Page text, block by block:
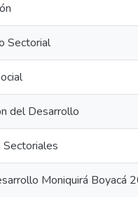
Sectorial
del Desarrollo
Sectoriales
Moniquirá